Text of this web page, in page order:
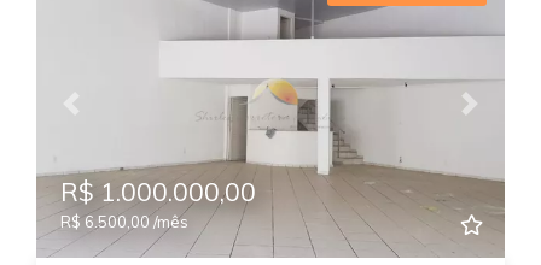
Next
R$ 1.000.000,00
R$ 6.500,00 /mês